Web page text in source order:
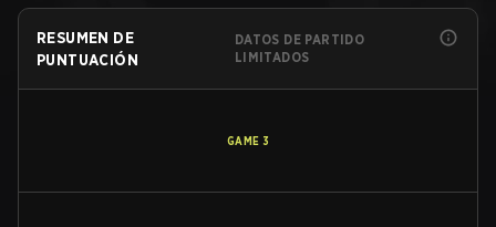
RESUMEN DE
PUNTUACIÓN
DATOS DE PARTIDO
LIMITADOS
GAME 3